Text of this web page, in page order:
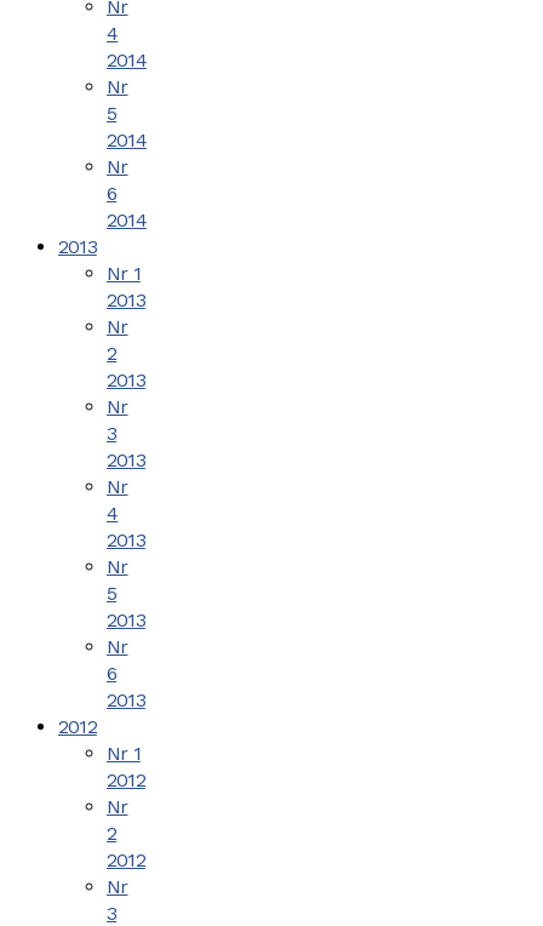
Nr
4
2014
Nr
5
2014
Nr
6
2014
2013
Nr 1
2013
Nr
2
2013
Nr
3
2013
Nr
4
2013
Nr
5
2013
Nr
6
2013
2012
Nr 1
2012
Nr
2
2012
Nr
3